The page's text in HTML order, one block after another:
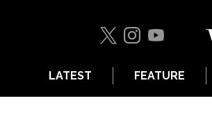
LATEST FEATURE